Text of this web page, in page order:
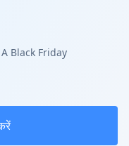
A Black Friday